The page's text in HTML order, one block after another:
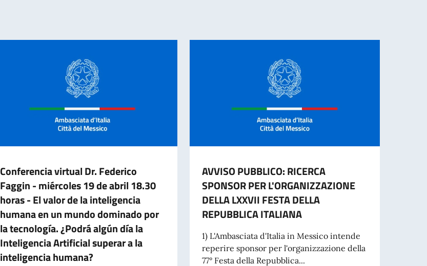
Conferencia virtual Dr. Federico
Faggin - miércoles 19 de abril 18.30
horas - El valor de la inteligencia
humana en un mundo dominado por
la tecnología. ¿Podrá algún día la
Inteligencia Artificial superar a la
inteligencia humana?
AVVISO PUBBLICO: RICERCA
SPONSOR PER L'ORGANIZZAZIONE
DELLA LXXVII FESTA DELLA
REPUBBLICA ITALIANA
1) L'Ambasciata d'Italia in Messico intende
reperire sponsor per l'organizzazione della
77° Festa della Repubblica...